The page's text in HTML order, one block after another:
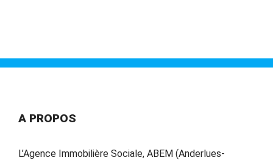
A PROPOS
L’Agence Immobilière Sociale, ABEM (Anderlues-